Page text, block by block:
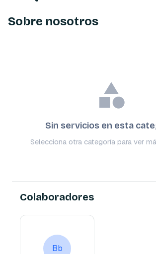
Sobre nosotros
Sin servicios en esta
Selecciona otra categoría para ver
Colaboradores
Bb
Barbero